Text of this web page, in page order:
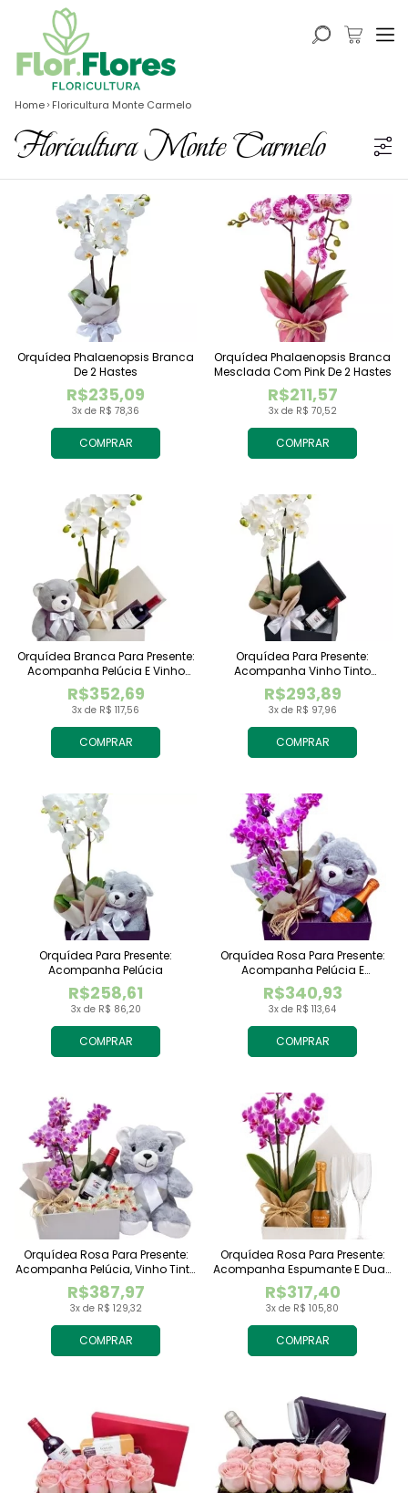
Home Floricultura Monte Carmelo
Floricultura Monte Carmelo
COMPRAR
3x de R$ 78,36
R$235,09
Orquídea Phalaenopsis Branca
De 2 Hastes
COMPRAR
3x de R$ 70,52
R$211,57
Orquídea Phalaenopsis Branca
Mesclada Com Pink De 2 Hastes
COMPRAR
3x de R$ 117,56
R$352,69
Orquídea Branca Para Presente:
Acompanha Pelúcia E Vinho
Tinto Importado
COMPRAR
3x de R$ 97,96
R$293,89
Orquídea Para Presente:
Acompanha Vinho Tinto
Importado
COMPRAR
3x de R$ 86,20
R$258,61
Orquídea Para Presente:
Acompanha Pelúcia
COMPRAR
3x de R$ 113,64
R$340,93
Orquídea Rosa Para Presente:
Acompanha Pelúcia E
Espumante
COMPRAR
3x de R$ 129,32
R$387,97
Orquídea Rosa Para Presente:
Acompanha Pelúcia, Vinho Tinto
Importado E Chocolate
Raffaello
COMPRAR
3x de R$ 105,80
R$317,40
Orquídea Rosa Para Presente:
Acompanha Espumante E Duas
Taças